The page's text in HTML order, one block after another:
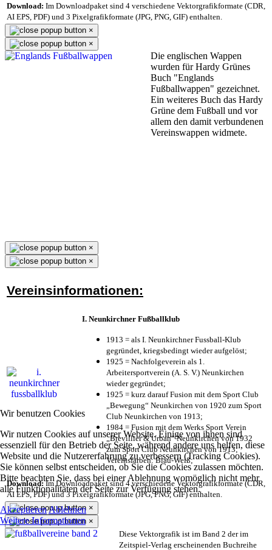
Wir benutzen Cookies
Wir nutzen Cookies auf unserer Website. Einige von ihnen sind
essenziell für den Betrieb der Seite, während andere uns helfen, diese
Website und die Nutzererfahrung zu verbessern (Tracking Cookies).
Sie können selbst entscheiden, ob Sie die Cookies zulassen möchten.
Bitte beachten Sie, dass bei einer Ablehnung womöglich nicht mehr
alle Funktionalitäten der Seite zur Verfügung stehen.
AkzeptierenAblehnen
Weitere Informationen
Download: Im Downloadpaket sind 4 verschiedene Vektorgrafikformate (CDR,
AI EPS, PDF) und 3 Pixelgrafikformate (JPG, PNG, GIF) enthalten.
×
×
Die englischen Wappen
wurden für Hardy Grünes
Buch "Englands
Fußballwappen" gezeichnet.
Ein weiteres Buch das Hardy
Grüne dem Fußball und vor
allem den damit verbundenen
Vereinswappen widmete.
×
×
Vereinsinformationen:
I. Neunkirchner Fußballklub
1913 = als I. Neunkirchner Fussball-Klub
gegründet, kriegsbedingt wieder aufgelöst;
1925 = Nachfolgeverein als 1.
Arbeitersportverein (A. S. V.) Neunkirchen
wieder gegründet;
1925 = kurz darauf Fusion mit dem Sport Club
„Bewegung“ Neunkirchen von 1920 zum Sport
Club Neunkirchen von 1913;
1984 = Fusion mit dem Werks Sport Verein
„Brevillier & Urban“ Neunkirchen von 1932
zum Sport Club Neunkirchen von 1913;
Vereinsfarben: Blau-Weiß;
Download:Im Downloadpaket sind 4 verschiedene Vektorgrafikformate (CDR,
AI EPS, PDF) und 3 Pixelgrafikformate (JPG, PNG, GIF) enthalten.
×
×
Diese Vektorgrafik ist im Band 2 der im
Zeitspiel-Verlag erscheinenden Buchreihe